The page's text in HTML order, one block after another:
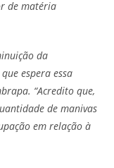
de matéria
da
espera essa
“Acredito que,
de manivas
em relação à